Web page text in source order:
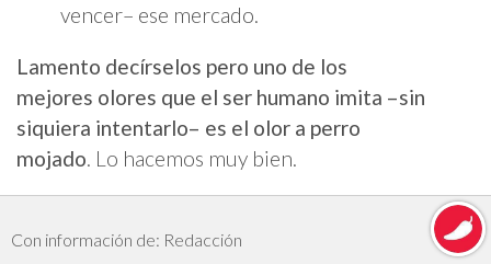
vencer– ese mercado.
Lamento decírselos pero uno de los
mejores olores que el ser humano imita –sin
siquiera intentarlo– es el olor a perro
mojado. Lo hacemos muy bien.
Con información de: Redacción